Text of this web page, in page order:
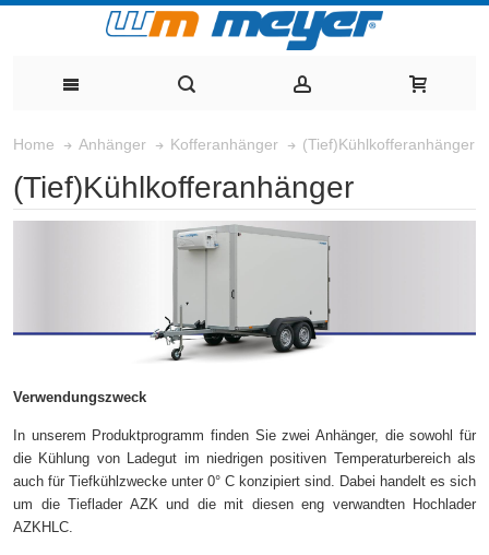
Home Anhänger Kofferanhänger (Tief)Kühlkofferanhänger
(Tief)Kühlkofferanhänger
Verwendungszweck
In unserem Produktprogramm finden Sie zwei Anhänger, die sowohl für
die Kühlung von Ladegut im niedrigen positiven Temperaturbereich als
auch für Tiefkühlzwecke unter 0° C konzipiert sind. Dabei handelt es sich
um die Tieflader AZK und die mit diesen eng verwandten Hochlader
AZKHLC.